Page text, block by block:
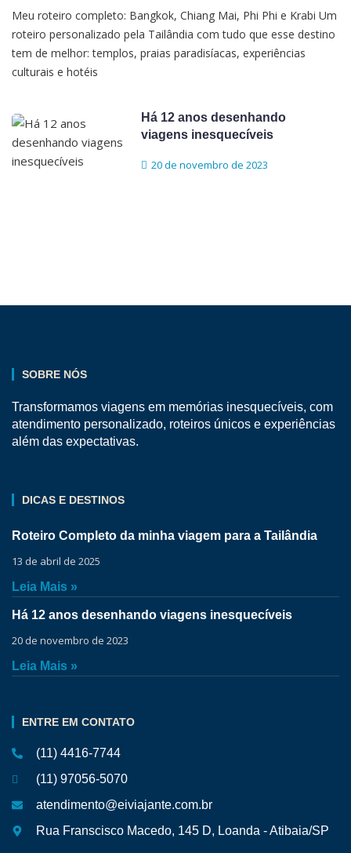
Meu roteiro completo: Bangkok, Chiang Mai, Phi Phi e Krabi Um
roteiro personalizado pela Tailândia com tudo que esse destino
tem de melhor: templos, praias paradisíacas, experiências
culturais e hotéis
20 de novembro de 2023
Há 12 anos desenhando
viagens inesquecíveis
SOBRE NÓS
Transformamos viagens em memórias inesquecíveis, com
atendimento personalizado, roteiros únicos e experiências
além das expectativas.
DICAS E DESTINOS
Roteiro Completo da minha viagem para a Tailândia
13 de abril de 2025
Leia Mais »
Há 12 anos desenhando viagens inesquecíveis
20 de novembro de 2023
Leia Mais »
ENTRE EM CONTATO
(11) 4416-7744
(11) 97056-5070
atendimento@eiviajante.com.br
Rua Franscisco Macedo, 145 D, Loanda - Atibaia/SP